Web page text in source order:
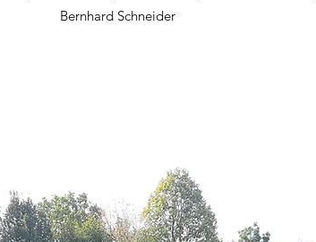
Bernhard Schneider